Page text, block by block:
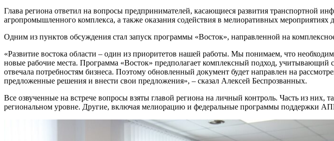
Глава региона ответил на вопросы предпринимателей, касающиеся развития транспортной
агропромышленного комплекса, а также оказания содействия в мелиоративных
Одним из пунктов обсуждения стал запуск программы «Восток», направленной на
«Развитие востока области – один из приоритетов нашей работы. Мы понимаем, что
новые рабочие места. Программа «Восток» предполагает комплексный подход,
отвечала потребностям бизнеса. Поэтому обновленный документ будет направлен на
предложенные решения и внести свои предложения», – сказал Алексей Беспрозванных.
Все озвученные на встрече вопросы взяты главой региона на личный контроль. Часть из них,
региональном уровне. Другие, включая мелиорацию и федеральные программы поддержки